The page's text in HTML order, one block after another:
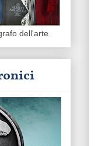
dell'arte